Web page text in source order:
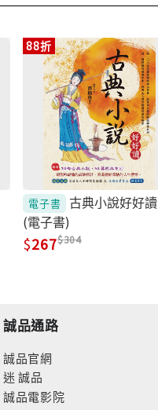
88折
電子書 古典小說好好讀
(電子書)
267 304
誠品通路
誠品官網
迷 誠品
誠品電影院